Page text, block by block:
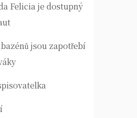
Felicia je dostupný
jsou zapotřebí